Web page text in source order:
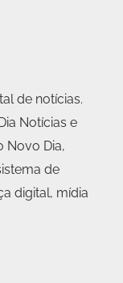
de notícias.
Notícias e
Novo Dia,
de
digital, mídia